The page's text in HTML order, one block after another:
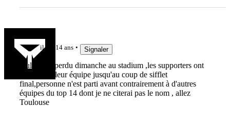
il y a 14 ans Signaler
toulouse a perdu dimanche au stadium ,les supporters ont
encouragé leur équipe jusqu'au coup de sifflet
final,personne n'est parti avant contrairement à d'autres
équipes du top 14 dont je ne citerai pas le nom , allez
Toulouse